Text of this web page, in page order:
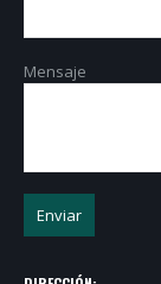
Mensaje